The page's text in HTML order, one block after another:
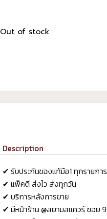
Out of stock
Description
✔ รับประกันของแท้มือ1 ทุกรายการ
✔ แพ็คดี ส่งไว ส่งทุกวัน
✔ บริการหลังการขาย
✔ มีหน้าร้าน @สยามสแควร์ ซอย 9